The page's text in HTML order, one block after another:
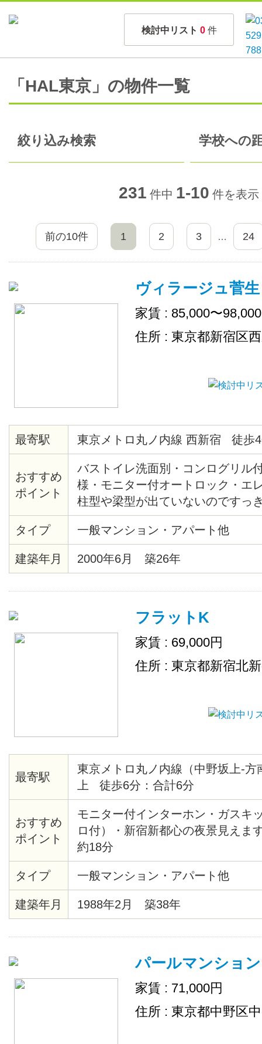
検討中リスト 0 件
「HAL東京」の物件一覧
絞り込み検索 学校への
231 件中 1-10 件を表示
前の10件 1 2 3 … 24
ヴィラージュ菅生
家賃 : 85,000〜
住所 : 東京都新宿区
最寄駅 東京メトロ丸ノ内線 西新宿 徒歩
おすすめ
ポイント
バストイレ洗面別・コンログリル
様・モニター付オートロック・エ
柱型や梁型が出ていないのですっ
間・熊谷組施土の注文集合住宅・
産新宿グランドタワー等再開発エ
の夜景・2/25までに契約完了の方
ます
タイプ 一般マンション・アパート他
建築年月 2000年6月 築26年
フラットK
家賃 : 69,000円
住所 : 東京都新宿北
最寄駅
東京メトロ丸ノ内線（中野坂上-方
上 徒歩6分：合計6分
おすすめ
ポイント
モニター付インターホン・ガスキ
ロ付）・新宿新都心の夜景見えま
約18分
タイプ 一般マンション・アパート他
建築年月 1988年2月 築38年
パールマンション
家賃 : 71,000円
住所 : 東京都中野区